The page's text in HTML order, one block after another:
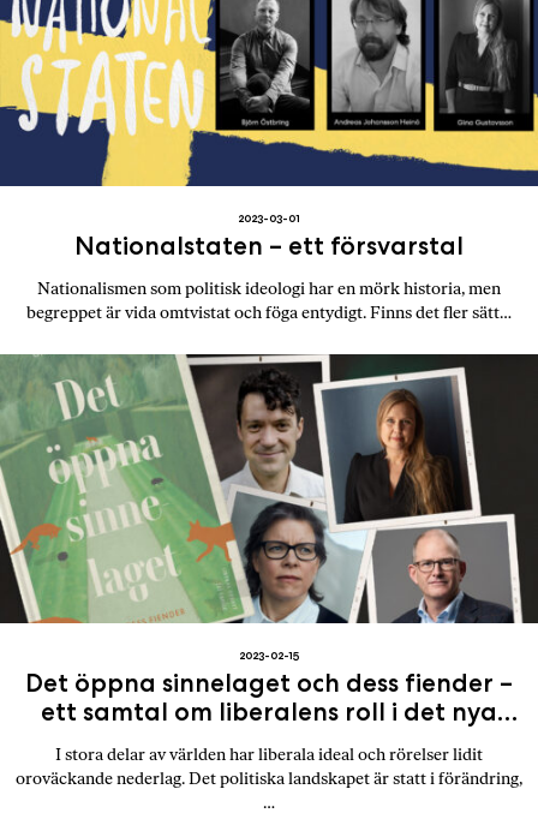
Nationalstaten – ett försvarstal
2023-03-01
Nationalismen som politisk ideologi har en mörk historia, men
begreppet är vida omtvistat och föga entydigt. Finns det fler sätt…
Det öppna sinnelaget och dess fiender –
ett samtal om liberalens roll i det nya
2023-02-15
I stora delar av världen har liberala ideal och rörelser lidit
oroväckande nederlag. Det politiska landskapet är statt i förändring,
…